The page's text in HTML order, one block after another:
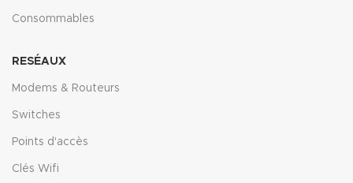
Consommables
RESÉAUX
Modems & Routeurs
Switches
Points d'accès
Clés Wifi